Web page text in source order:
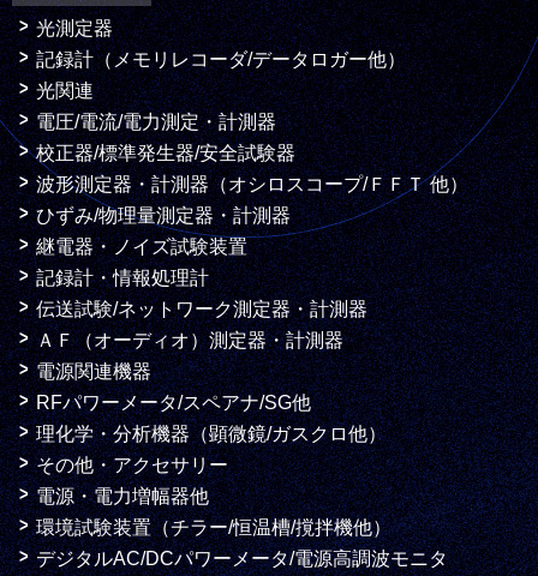
光測定器
記録計（メモリレコーダ/データロガー他）
光関連
電圧/電流/電力測定・計測器
校正器/標準発生器/安全試験器
波形測定器・計測器（オシロスコープ/ＦＦＴ 他）
ひずみ/物理量測定器・計測器
継電器・ノイズ試験装置
記録計・情報処理計
伝送試験/ネットワーク測定器・計測器
ＡＦ（オーディオ）測定器・計測器
電源関連機器
RFパワーメータ/スペアナ/SG他
理化学・分析機器（顕微鏡/ガスクロ他）
その他・アクセサリー
電源・電力増幅器他
環境試験装置（チラー/恒温槽/撹拌機他）
デジタルAC/DCパワーメータ/電源高調波モニタ